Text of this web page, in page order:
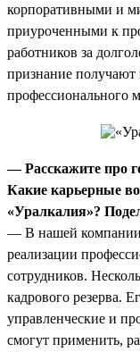
корпоративными и
приуроченными к
работников за
признание получают
профессионального
— Расскажите про
Какие карьерные
«Уралкалия»?
— В нашей компании
реализации
сотрудников.
кадрового резерва.
управленческие и
смогут применить,